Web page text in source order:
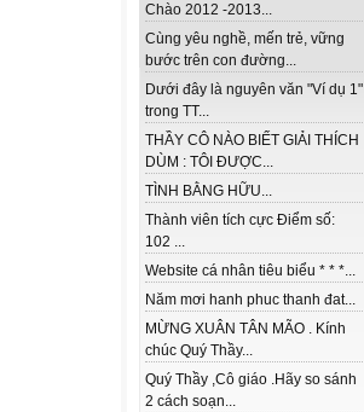
Chào 2012 -2013...
Cùng yêu nghề, mến trẻ, vững
bước trên con đường...
Dưới đây là nguyên văn "Ví dụ 1"
trong TT...
THẦY CÔ NÀO BIẾT GIẢI THÍCH
DÙM : TÔI ĐƯỢC...
TÌNH BẰNG HỮU...
Thành viên tích cực Điểm số:
102 ...
Website cá nhân tiêu biểu * * *...
Năm mơi hanh phuc thanh đat...
MỪNG XUÂN TÂN MÃO . Kính
chúc Quý Thầy...
Quý Thầy ,Cô giáo .Hãy so sánh
2 cách soạn...